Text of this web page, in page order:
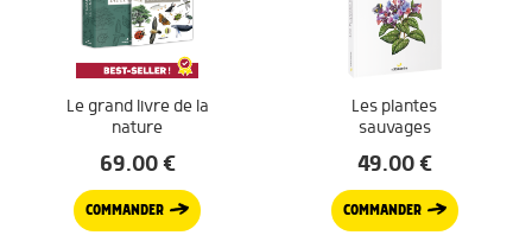
Le grand livre de la
nature
69.00€
COMMANDER
Les plantes
sauvages
49.00€
COMMANDER